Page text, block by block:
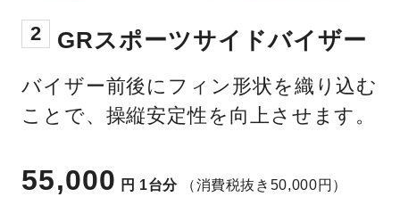
2 GRスポーツサイドバイザー
バイザー前後にフィン形状を織り込む
ことで、操縦安定性を向上させます。
55,000 円 1台分 （消費税抜き50,000円）